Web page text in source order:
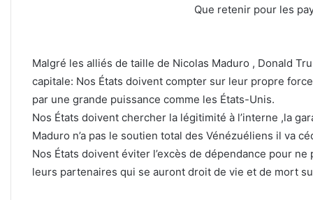
Que retenir pour les
Malgré les alliés de taille de Nicolas Maduro , Donald
capitale: Nos États doivent compter sur leur propre
par une grande puissance comme les États-Unis.
Nos États doivent chercher la légitimité à l’interne ,la
Maduro n’a pas le soutien total des Vénézuéliens il va
Nos États doivent éviter l’excès de dépendance pour ne
leurs partenaires qui se auront droit de vie et de mort